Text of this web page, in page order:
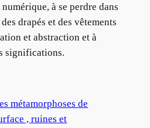
à se perdre dans
drapés et des vêtements
et abstraction et à
significations.
métamorphoses de
, ruines et